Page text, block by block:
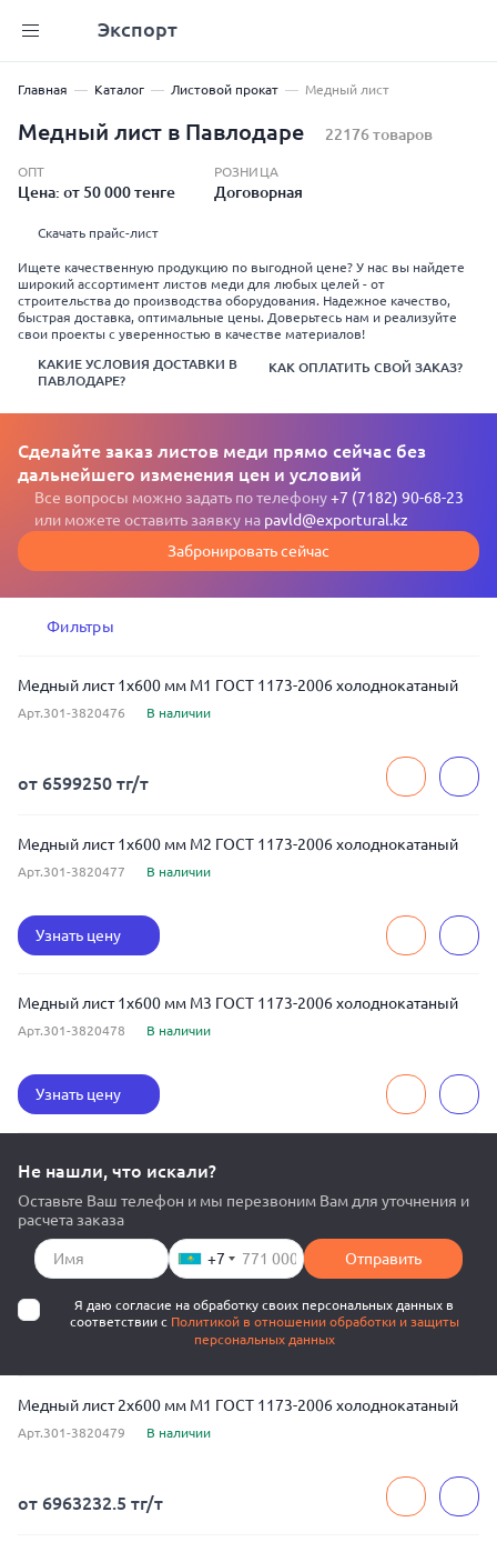
Экспорт
Главная Каталог Листовой прокат Медный лист
Медный лист в Павлодаре 22176 товаров
ОПТ
Цена: от 50 000 тенге
РОЗНИЦА
Договорная
Скачать прайс-лист
Ищете качественную продукцию по выгодной цене? У нас вы найдете
широкий ассортимент листов меди для любых целей - от
строительства до производства оборудования. Надежное качество,
быстрая доставка, оптимальные цены. Доверьтесь нам и реализуйте
свои проекты с уверенностью в качестве материалов!
КАКИЕ УСЛОВИЯ ДОСТАВКИ В
ПАВЛОДАРЕ?
КАК ОПЛАТИТЬ СВОЙ ЗАКАЗ?
Сделайте заказ листов меди прямо сейчас без
дальнейшего изменения цен и условий
Все вопросы можно задать по телефону+7 (7182) 90-68-23
или можете оставить заявку на pavld@exportural.kz
Забронировать сейчас
Фильтры
Медный лист 1x600 мм М1 ГОСТ 1173-2006 холоднокатаный
Арт.301-3820476 В наличии
от 6599250 тг/т
Медный лист 1x600 мм М2 ГОСТ 1173-2006 холоднокатаный
Арт.301-3820477 В наличии
Узнать цену
Медный лист 1x600 мм М3 ГОСТ 1173-2006 холоднокатаный
Арт.301-3820478 В наличии
Узнать цену
Не нашли, что искали?
Оставьте Ваш телефон и мы перезвоним Вам для уточнения и
расчета заказа
+7 Отправить
Я даю согласие на обработку своих персональных данных в
соответствии с Политикой в отношении обработки и защиты
персональных данных
Медный лист 2x600 мм М1 ГОСТ 1173-2006 холоднокатаный
Арт.301-3820479 В наличии
от 6963232.5 тг/т